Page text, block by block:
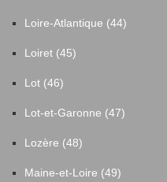
Loire-Atlantique (44)
Loiret (45)
Lot (46)
Lot-et-Garonne (47)
Lozère (48)
Maine-et-Loire (49)